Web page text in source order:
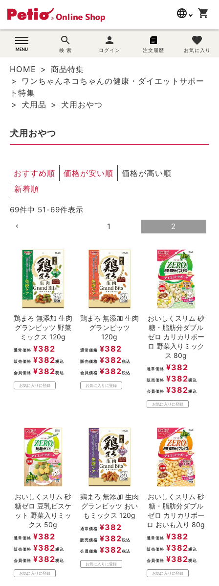
language
wovn-lang-name
shopping_cart
search
検 索
person
ログイン 注文履歴
favorite
お気に入り
search
猫用品
うさぎ用品
SNS
ログイン person 新規会員登録
HOME
商品特集
ワンちゃんネコちゃんの健康・ダイエットサポー
ト特集
犬用品
犬用おやつ
犬用おやつ
おすすめ順 価格が安い順
価格が高い順
新着順
69件中 51 -69件表示
1
2
鶏まろ 無添加 生肉
グランビッツ 野菜
ミックス 120g
通常価格 ¥382
販売価格 ¥382税込
会員価格 ¥382税込
お気に入りに登録
鶏まろ 無添加 生肉
グランビッツ
120g
通常価格 ¥382
販売価格 ¥382税込
会員価格 ¥382税込
お気に入りに登録
おいしくスリム 砂
糖・脂肪分ダブル
ゼロ カリカリボー
ロ 野菜入りミック
ス 80g
通常価格 ¥382
販売価格 ¥382税込
会員価格 ¥382税込
お気に入りに登録
おいしくスリム 砂
糖ゼロ 豆乳ビスケ
ット 野菜入りミッ
クス 50g
通常価格 ¥382
販売価格 ¥382税込
会員価格 ¥382税込
お気に入りに登録
鶏まろ 無添加 生肉
グランビッツ おい
もミックス 120g
通常価格 ¥382
販売価格 ¥382税込
会員価格 ¥382税込
お気に入りに登録
おいしくスリム 砂
糖・脂肪分ダブル
ゼロ カリカリボー
ロ おいも入り 80g
通常価格 ¥382
販売価格 ¥382税込
会員価格 ¥382税込
お気に入りに登録